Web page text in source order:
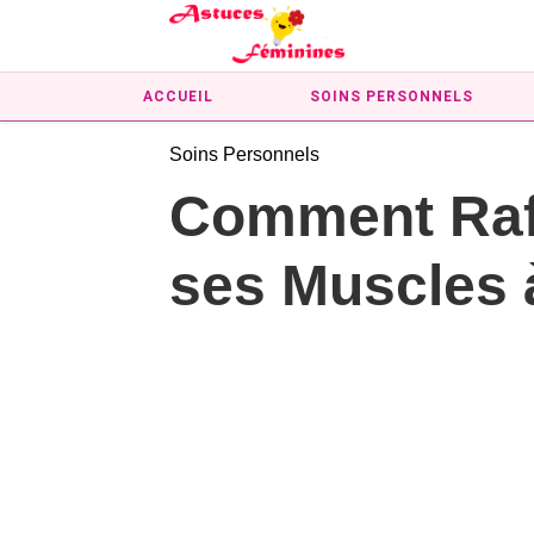
ACCUEIL SOINS PERSONNELS
Soins Personnels
Comment
ses Muscles